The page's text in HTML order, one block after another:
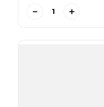
＋
－